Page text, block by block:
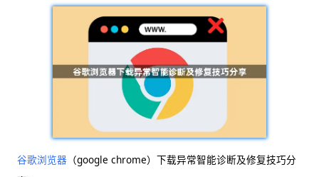
谷歌浏览器 （google chrome）下载异常智能诊断及修复技巧分